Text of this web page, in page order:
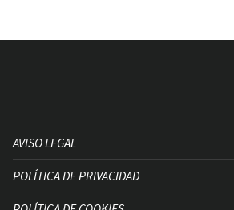
AVISO LEGAL
POLÍTICA DE PRIVACIDAD